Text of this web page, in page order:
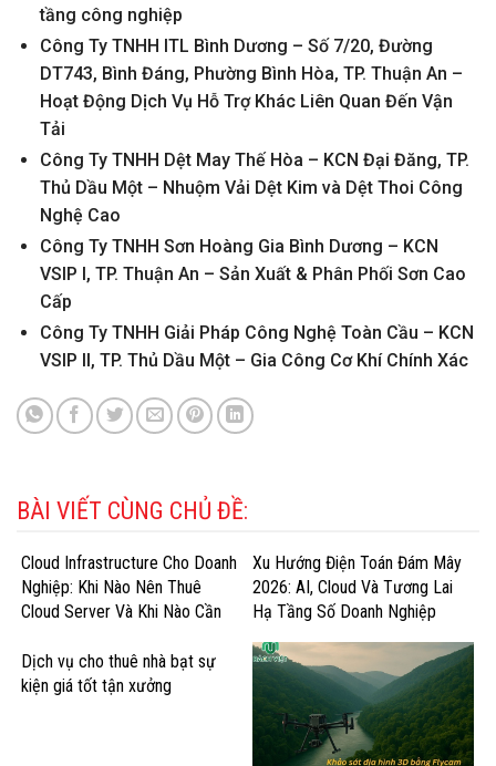
tầng công nghiệp
Công Ty TNHH ITL Bình Dương – Số 7/20, Đường
DT743, Bình Đáng, Phường Bình Hòa, TP. Thuận An –
Hoạt Động Dịch Vụ Hỗ Trợ Khác Liên Quan Đến Vận
Tải
Công Ty TNHH Dệt May Thế Hòa – KCN Đại Đăng, TP.
Thủ Dầu Một – Nhuộm Vải Dệt Kim và Dệt Thoi Công
Nghệ Cao
Công Ty TNHH Sơn Hoàng Gia Bình Dương – KCN
VSIP I, TP. Thuận An – Sản Xuất & Phân Phối Sơn Cao
Cấp
Công Ty TNHH Giải Pháp Công Nghệ Toàn Cầu – KCN
VSIP II, TP. Thủ Dầu Một – Gia Công Cơ Khí Chính Xác
BÀI VIẾT CÙNG CHỦ ĐỀ:
Cloud Infrastructure Cho Doanh
Nghiệp: Khi Nào Nên Thuê
Cloud Server Và Khi Nào Cần
Xu Hướng Điện Toán Đám Mây
2026: AI, Cloud Và Tương Lai
Hạ Tầng Số Doanh Nghiệp
Dịch vụ cho thuê nhà bạt sự
kiện giá tốt tận xưởng